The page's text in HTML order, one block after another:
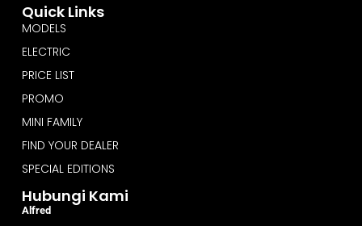
Quick Links
MODELS
ELECTRIC
PRICE LIST
PROMO
MINI FAMILY
FIND YOUR DEALER
SPECIAL EDITIONS
Hubungi Kami
Alfred